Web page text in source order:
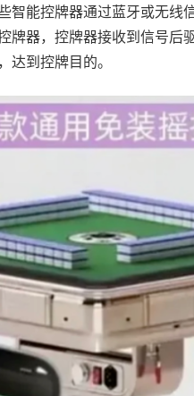
智能控牌器通过蓝牙或无线
牌器，控牌器接收到信号后
达到控牌目的。